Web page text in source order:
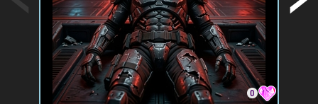
0